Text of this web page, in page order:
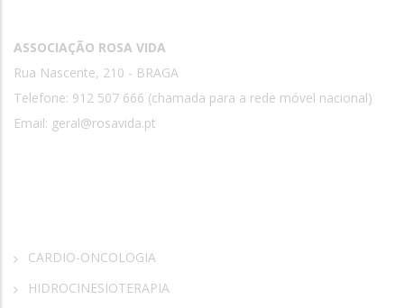
ASSOCIAÇÃO ROSA VIDA
Rua Nascente, 210 - BRAGA
Telefone: 912 507 666 (chamada para a rede móvel nacional)
Email: geral@rosavida.pt
CARDIO-ONCOLOGIA
HIDROCINESIOTERAPIA